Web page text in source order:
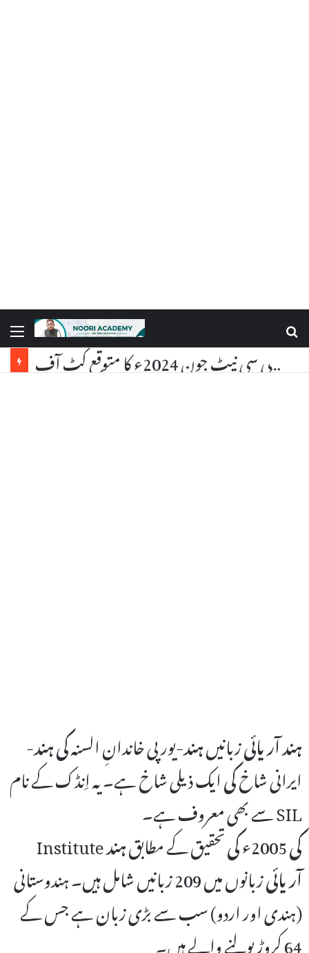
یو جی سی نیٹ جون 2024ء کا متوقع کٹ آف
ہند آریائیزبانیںہند-یورپی خاندانِ السنہکی ہند-
ایرانی شاخکیایک ذیلی شاخ ہے۔ یہ اِنڈک کے نام
سے بھی معروف ہے۔ SIL
Institute
کی کیتحقیق کے مطابقہند
آریائی
زبانوں میں 209 زبانیں شامل ہیں۔ ہندوستانی
(ہندی اور اردو) سب سے بڑی زبان ہے جس کے
64 کروڑ بولنے والے ہیں۔